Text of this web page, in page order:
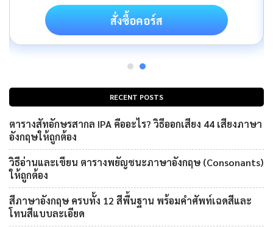
RECENT POSTS
ตารางสัทอักษรสากล IPA คืออะไร? วิธีออกเสียง 44 เสียงภาษา
อังกฤษให้ถูกต้อง
วิธีอ่านและเขียน ตารางพยัญชนะภาษาอังกฤษ (Consonants)
ให้ถูกต้อง
สีภาษาอังกฤษ ครบทั้ง 12 สีพื้นฐาน พร้อมคำศัพท์เฉดสีและ
โทนสีแบบละเอียด
สั่งซื้อคอร์ส